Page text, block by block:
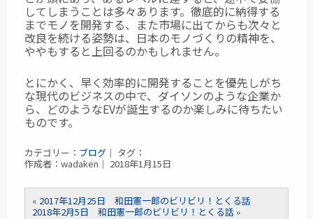
してしまうことは多々あります。徹底的に納得する
までモノを開発する、また市場に出てからも次々と
改良を続ける姿勢は、日本のモノづくりの精神を、
ややもすると上回るのかもしれません。
とにかく、早く効率的に開発することを優先しがち
な現代のビジネスの中で、ダイソンのような企業か
ら、どのようなEVが誕生するのか楽しみに待ちたい
ものです。
カテゴリー： ブログ ｜ タグ：
作成者：wadaken｜ 2018年1月15日
« 2017年12月25日 和田憲一郎のビリビリ！とくる話
2018年2月5日 和田憲一郎のビリビリ！とくる話 »